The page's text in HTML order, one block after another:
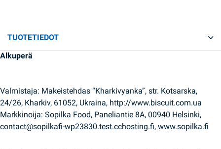
TUOTETIEDOT
Alkuperä
Valmistaja: Makeistehdas “Kharkivyanka”, str. Kotsarska,
24/26, Kharkiv, 61052, Ukraina, http://www.biscuit.com.ua
Markkinoija: Sopilka Food, Paneliantie 8A, 00940 Helsinki,
contact@sopilkafi-wp23830.test.cchosting.fi, www.sopilka.fi